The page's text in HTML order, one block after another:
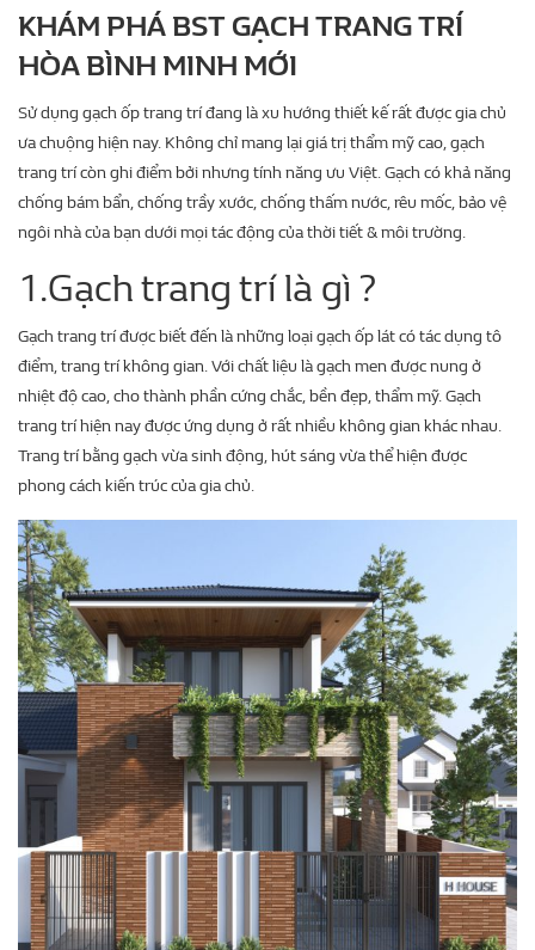
KHÁM PHÁ BST GẠCH TRANG TRÍ
HÒA BÌNH MINH MỚI
Sử dụng gạch ốp trang trí đang là xu hướng thiết kế rất được gia chủ
ưa chuộng hiện nay. Không chỉ mang lại giá trị thẩm mỹ cao, gạch
trang trí còn ghi điểm bởi nhưng tính năng ưu Việt. Gạch có khả năng
chống bám bẩn, chống trầy xước, chống thấm nước, rêu mốc, bảo vệ
ngôi nhà của bạn dưới mọi tác động của thời tiết & môi trường.
1.Gạch trang trí là gì ?
Gạch trang trí được biết đến là những loại gạch ốp lát có tác dụng tô
điểm, trang trí không gian. Với chất liệu là gạch men được nung ở
nhiệt độ cao, cho thành phần cứng chắc, bền đẹp, thẩm mỹ. Gạch
trang trí hiện nay được ứng dụng ở rất nhiều không gian khác nhau.
Trang trí bằng gạch vừa sinh động, hút sáng vừa thể hiện được
phong cách kiến trúc của gia chủ.